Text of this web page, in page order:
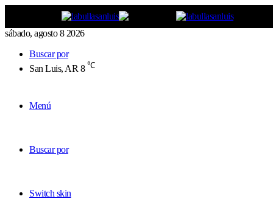
sábado, agosto 8 2026
Buscar por
San Luis, AR 8 ℃
Menú
Buscar por
Switch skin